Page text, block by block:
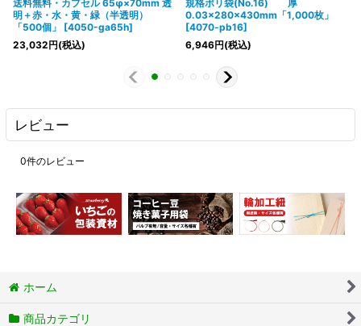
送料無料・カプセル 65φ×70mm 透
明＋赤・水・黄・緑（半透明）
「500個」
[4050-ga65h]
23,032円(税込)
規格ポリ袋(No.16) 厚
0.03×280×430mm「1,000枚」
[4070-pb16]
6,946円(税込)
レビュー
0件のレビュー
ホーム
商品カテゴリ